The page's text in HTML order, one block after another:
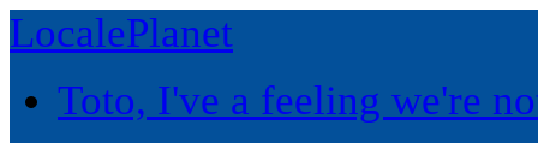
LocalePlanet
Toto, I've a feeling we're